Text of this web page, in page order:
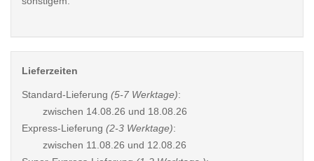
Lieferzeiten
Standard-Lieferung (5-7 Werktage):
zwischen 14.08.26 und 18.08.26
Express-Lieferung (2-3 Werktage):
zwischen 11.08.26 und 12.08.26